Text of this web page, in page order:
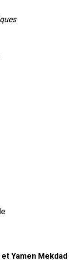
Yamen Mekdad